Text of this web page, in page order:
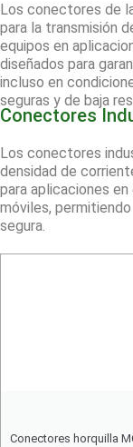
Los conectores de
para la transmisión
equipos en
diseñados para
incluso en
seguras y de baja
Conectores
Los conectores
densidad de
para aplicaciones
móviles,
segura.
Conectores horquilla